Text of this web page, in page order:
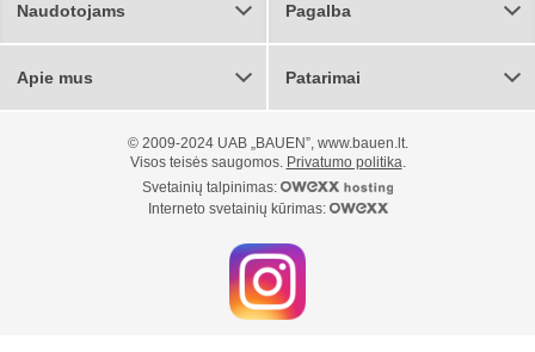
Naudotojams Pagalba
Apie mus Patarimai
© 2009-2024 UAB „BAUEN”, www.bauen.lt.
Visos teisės saugomos. Privatumo politika.
Svetainių talpinimas:
Interneto svetainių kūrimas: